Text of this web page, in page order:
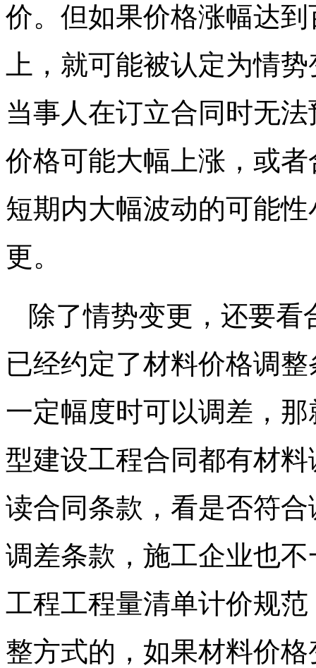
价。但如果价格涨幅达
上，就可能被认定为情
当事人在订立合同时无
价格可能大幅上涨，或
短期内大幅波动的可能
更。
除了情势变更，还要
已经约定了材料价格调
一定幅度时可以调差，
型建设工程合同都有材
读合同条款，看是否符
调差条款，施工企业也
工程工程量清单计价规
整方式的，如果材料价